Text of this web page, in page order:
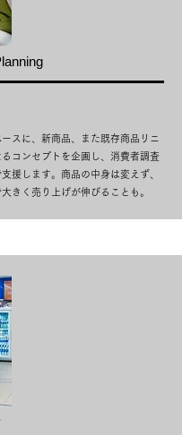
スに、新商品、また既存商品リニ
るコンセプトを企画し、消費者調査
援します。商品の中身は変えず、
きく売り上げが伸びることも。